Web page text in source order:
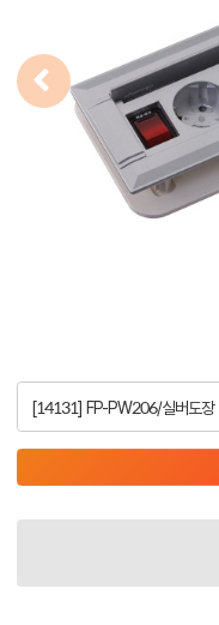
[14131] FP-PW206/실버도장